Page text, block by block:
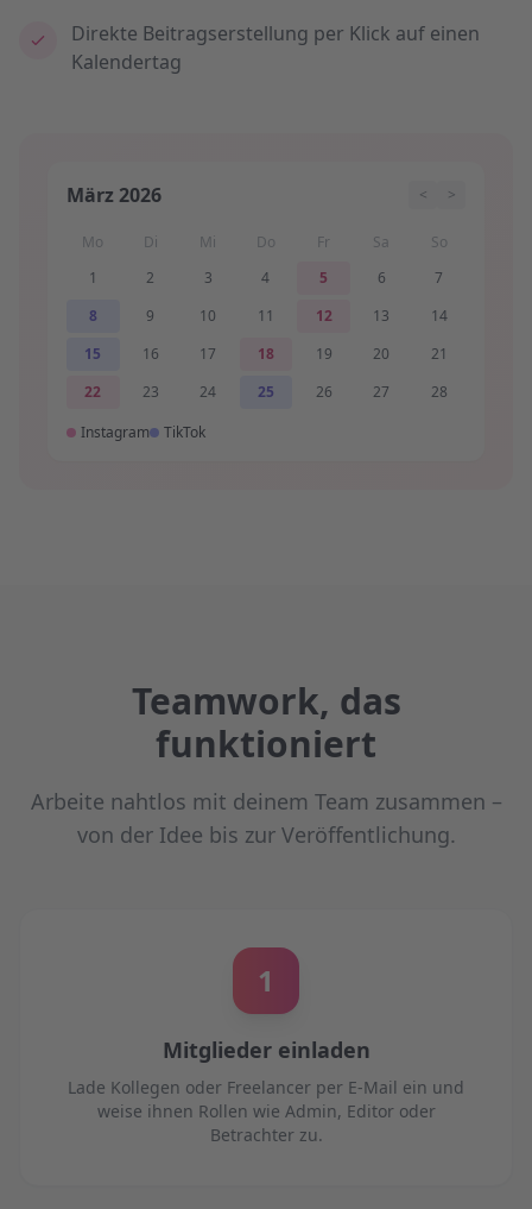
Direkte Beitragserstellung per Klick auf einen
Kalendertag
März 2026 < >
Mo Di Mi Do Fr Sa
So
1
2 3 4 5 6
7
8
9 10 11 12 13
14
15
16 17 18 19 20
21
22
23 24 25 26 27
28
Instagram
TikTok
Teamwork, das
funktioniert
Arbeite nahtlos mit deinem Team zusammen –
von der Idee bis zur Veröffentlichung.
1
Mitglieder einladen
Lade Kollegen oder Freelancer per E-Mail ein und
weise ihnen Rollen wie Admin, Editor oder
Betrachter zu.